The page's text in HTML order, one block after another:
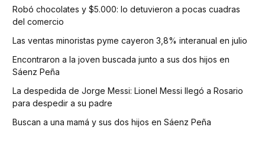
Robó chocolates y $5.000: lo detuvieron a pocas cuadras
del comercio
Las ventas minoristas pyme cayeron 3,8% interanual en julio
Encontraron a la joven buscada junto a sus dos hijos en
Sáenz Peña
La despedida de Jorge Messi: Lionel Messi llegó a Rosario
para despedir a su padre
Buscan a una mamá y sus dos hijos en Sáenz Peña